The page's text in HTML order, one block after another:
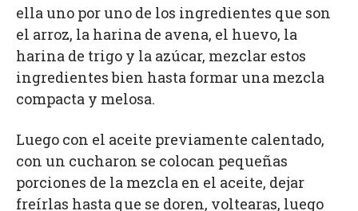
ella uno por uno de los ingredientes que son
el arroz, la harina de avena, el huevo, la
harina de trigo y la azúcar, mezclar estos
ingredientes bien hasta formar una mezcla
compacta y melosa.
Luego con el aceite previamente calentado,
con un cucharon se colocan pequeñas
porciones de la mezcla en el aceite, dejar
freírlas hasta que se doren, voltearas, luego